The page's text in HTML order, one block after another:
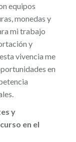
equipos
monedas y
mi trabajo
y
vivencia me
en
y
en el